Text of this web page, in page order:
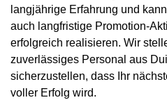
langjährige Erfahrung und
auch langfristige Promotion-
erfolgreich realisieren. Wir
zuverlässiges Personal aus
sicherzustellen, dass Ihr
voller Erfolg wird.